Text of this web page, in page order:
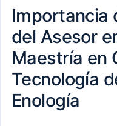
Importancia
del Asesor
Maestría en
Tecnología
Enología